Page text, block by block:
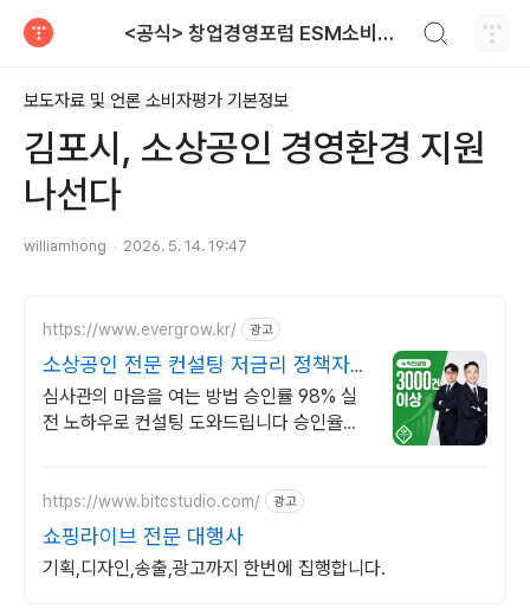
<공식> 창업경영포럼 ESM소비자평가단 대상 소비자저널 보도자료
보도자료 및 언론 소비자평가 기본정보
김포시, 소상공인 경영환경 지원
나선다
williamhong 2026. 5. 14. 19:47
https://www.evergrow.kr/ 광고
소상공인 전문 컨설팅 저금리 정책자금
지금 신청
심사관의 마음을 여는 방법 승인률 98% 실
전 노하우로 컨설팅 도와드립니다 승인율
https://www.bitcstudio.com/ 광고
쇼핑라이브 전문 대행사
기획,디자인,송출,광고까지 한번에 집행합니다.